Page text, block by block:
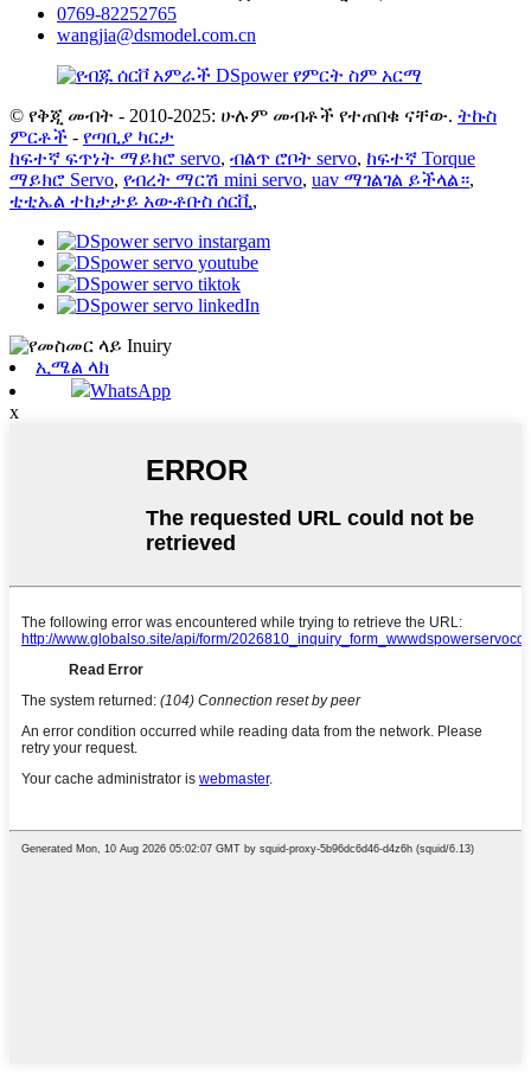
0769-82252765
wangjia@dsmodel.com.cn
© የቅጂ መብት - 2010-2025: ሁሉም መብቶች የተጠበቁ ናቸው. ትኩስ
ምርቶች - የጣቢያ ካርታ
ከፍተኛ ፍጥነት ማይክሮ servo, ብልጥ ሮቦት servo, ከፍተኛ Torque
ማይክሮ Servo, የብረት ማርሽ mini servo, uav ማገልገል ይችላል።,
ቲቲኤል ተከታታይ አውቶቡስ ሰርቪ,
ኢሜል ላክ
WhatsApp
x